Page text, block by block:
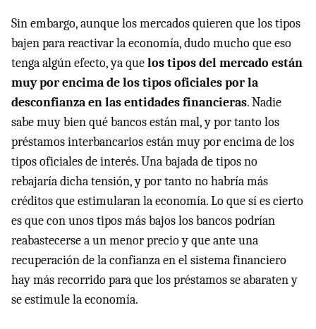
Sin embargo, aunque los mercados quieren que los tipos
bajen para reactivar la economía, dudo mucho que eso
tenga algún efecto, ya quelos tipos del mercado están
muy por encima de los tipos oficiales por la
desconfianza en las entidades financieras. Nadie
sabe muy bien qué bancos están mal, y por tanto los
préstamos interbancarios están muy por encima de los
tipos oficiales de interés. Una bajada de tipos no
rebajaría dicha tensión, y por tanto no habría más
créditos que estimularan la economía. Lo que sí es cierto
es que con unos tipos más bajos los bancos podrían
reabastecerse a un menor precio y que ante una
recuperación de la confianza en el sistema financiero
hay más recorrido para que los préstamos se abaraten y
se estimule la economía.